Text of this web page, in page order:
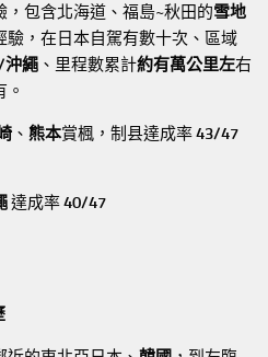
，包含北海道、福島~秋田的雪地
驗，在日本自駕有數十次、區域
繩 、里程數累計約有萬公里左右
、 熊本賞楓，制县達成率43/47
達成率40/47